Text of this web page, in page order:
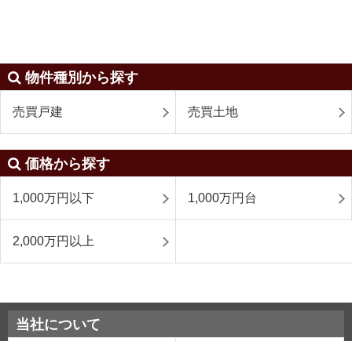
物件種別から探す
売買戸建 売買土地
価格から探す
1,000万円以下 1,000万円台
2,000万円以上
当社について